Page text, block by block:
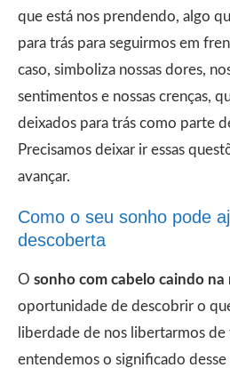
que está nos prendendo, algo
para trás para seguirmos em
caso, simboliza nossas dores,
sentimentos e nossas crenças,
deixados para trás como parte
Precisamos deixar ir essas
avançar.
Como o seu sonho pode
descoberta
O sonho com cabelo caindo na
oportunidade de descobrir o
liberdade de nos libertarmos
entendemos o significado